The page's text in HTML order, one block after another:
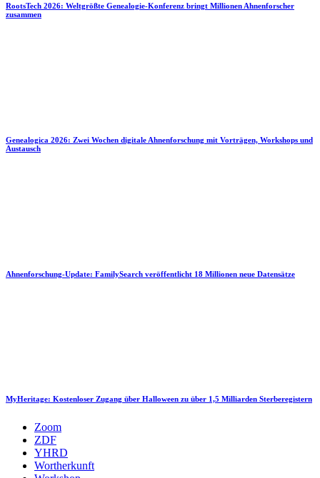
RootsTech 2026: Weltgrößte Genealogie-Konferenz bringt Millionen Ahnenforscher
zusammen
Genealogica 2026: Zwei Wochen digitale Ahnenforschung mit Vorträgen, Workshops und
Austausch
Ahnenforschung-Update: FamilySearch veröffentlicht 18 Millionen neue Datensätze
MyHeritage: Kostenloser Zugang über Halloween zu über 1,5 Milliarden Sterberegistern
Zoom
ZDF
YHRD
Wortherkunft